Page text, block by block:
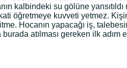
kalbindeki su gölüne
öğretmeye kuvveti yetmez.
Hocanın yapacağı iş,
atılması gereken ilk adım